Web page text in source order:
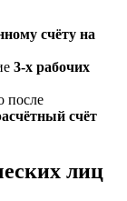
счёту на
3‑х рабочих
после
счёт
лиц